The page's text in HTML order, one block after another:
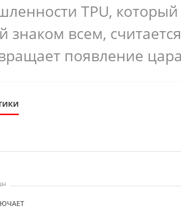
TPU,
знаком всем,
появление